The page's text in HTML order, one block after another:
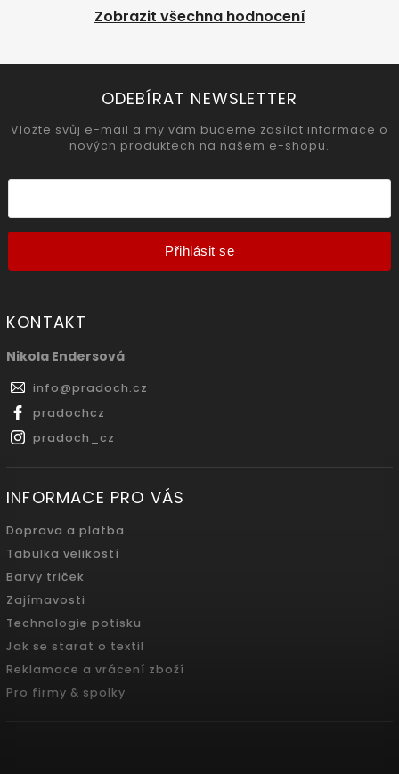
Zobrazit všechna hodnocení
ODEBÍRAT NEWSLETTER
Vložte svůj e-mail a my vám budeme zasílat informace o
nových produktech na našem e-shopu.
Přihlásit se
KONTAKT
Nikola Endersová
info@pradoch.cz
pradochcz
pradoch_cz
INFORMACE PRO VÁS
Doprava a platba
Tabulka velikostí
Barvy triček
Zajímavosti
Technologie potisku
Jak se starat o textil
Reklamace a vrácení zboží
Pro firmy & spolky